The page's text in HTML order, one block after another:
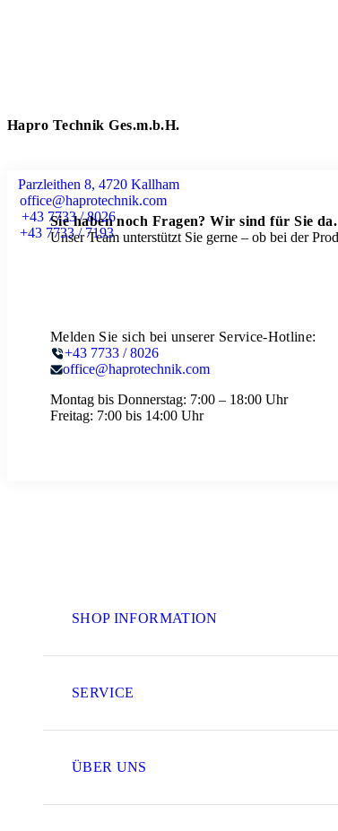
Hapro Technik Ges.m.b.H.
Parzleithen 8, 4720 Kallham
office@haprotechnik.com
+43 7733 / 8026
+43 7733 / 7193
Sie haben noch Fragen? Wir sind für Sie da.
Unser Team unterstützt Sie gerne – ob bei der
Melden Sie sich bei unserer Service-Hotline:
+43 7733 / 8026
office@haprotechnik.com
Montag bis Donnerstag: 7:00 – 18:00 Uhr
Freitag: 7:00 bis 14:00 Uhr
SHOP INFORMATION
SERVICE
ÜBER UNS